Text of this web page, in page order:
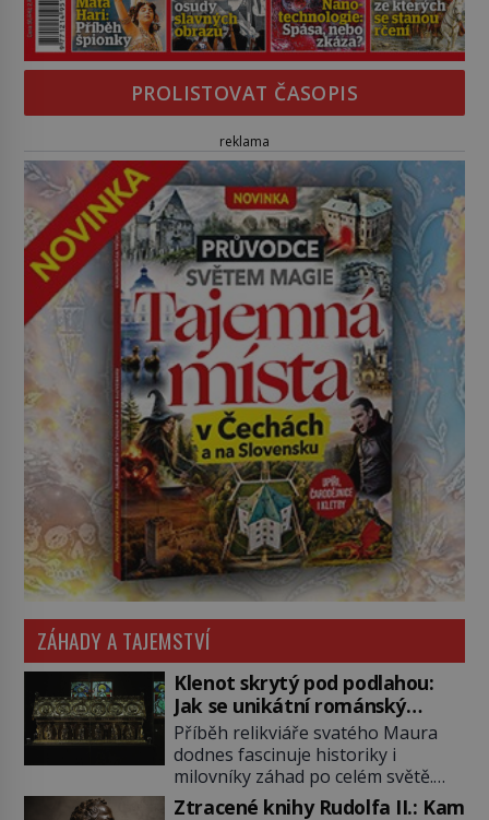
PROLISTOVAT ČASOPIS
reklama
ZÁHADY A TAJEMSTVÍ
Klenot skrytý pod podlahou:
Jak se unikátní románský
poklad dostal do zapadlého
Bečova?
Příběh relikviáře svatého Maura
dodnes fascinuje historiky i
milovníky záhad po celém světě.
Tato románská zlatnická památka
Ztracené knihy Rudolfa II.: Kam